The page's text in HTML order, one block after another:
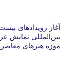
آغاز رویدادهای
بین‌المللی نمایش
موزه هنرهای معاصر